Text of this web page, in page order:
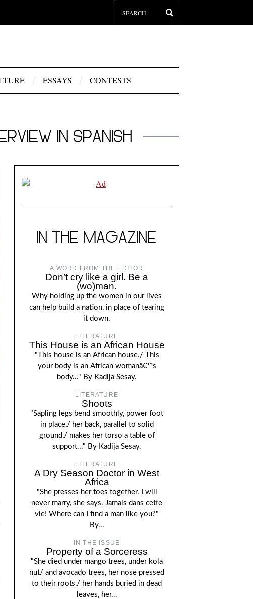
ESSAYS CONTESTS
IN SPANISH
IN THE MAGAZINE
A WORD FROM THE EDITOR
Don’t cry like a girl. Be a
(wo)man.
Why holding up the women in our lives
can help build a nation, in place of tearing
it down.
LITERATURE
This House is an African House
"This house is an African house./ This
your body is an African womanâ€™s
body..." By Kadija Sesay.
LITERATURE
Shoots
"Sapling legs bend smoothly, power foot
in place,/ her back, parallel to solid
ground,/ makes her torso a table of
support..." By Kadija Sesay.
LITERATURE
A Dry Season Doctor in West
Africa
"She presses her toes together. I will
never marry, she says. Jamais dans cette
vie! Where can I find a man like you?"
By...
IN THE ISSUE
Property of a Sorceress
"She died under mango trees, under kola
nut/ and avocado trees, her nose pressed
to their roots,/ her hands buried in dead
leaves, her...